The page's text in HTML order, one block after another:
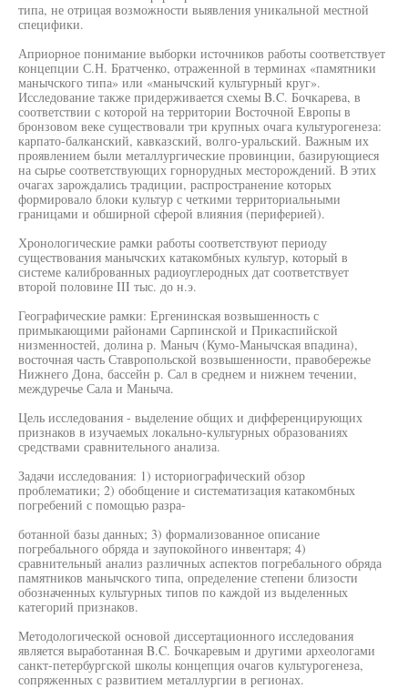
типа, не отрицая возможности выявления уникальной местной
специфики.
Априорное понимание выборки источников работы соответствует
концепции С.Н. Братченко, отраженной в терминах «памятники
манычского типа» или «манычский культурный круг».
Исследование также придерживается схемы B.C. Бочкарева, в
соответствии с которой на территории Восточной Европы в
бронзовом веке существовали три крупных очага культурогенеза:
карпато-балканский, кавказский, волго-уральский. Важным их
проявлением были металлургические провинции, базирующиеся
на сырье соответствующих горнорудных месторождений. В этих
очагах зарождались традиции, распространение которых
формировало блоки культур с четкими территориальными
границами и обширной сферой влияния (периферией).
Хронологические рамки работы соответствуют периоду
существования манычских катакомбных культур, который в
системе калиброванных радиоуглеродных дат соответствует
второй половине III тыс. до н.э.
Географические рамки: Ергенинская возвышенность с
примыкающими районами Сарпинской и Прикаспийской
низменностей, долина р. Маныч (Кумо-Манычская впадина),
восточная часть Ставропольской возвышенности, правобережье
Нижнего Дона, бассейн р. Сал в среднем и нижнем течении,
междуречье Сала и Маныча.
Цель исследования - выделение общих и дифференцирующих
признаков в изучаемых локально-культурных образованиях
средствами сравнительного анализа.
Задачи исследования: 1) историографический обзор
проблематики; 2) обобщение и систематизация катакомбных
погребений с помощью разра-
ботанной базы данных; 3) формализованное описание
погребального обряда и заупокойного инвентаря; 4)
сравнительный анализ различных аспектов погребального обряда
памятников манычского типа, определение степени близости
обозначенных культурных типов по каждой из выделенных
категорий признаков.
Методологической основой диссертационного исследования
является выработанная B.C. Бочкаревым и другими археологами
санкт-петербургской школы концепция очагов культурогенеза,
сопряженных с развитием металлургии в регионах.